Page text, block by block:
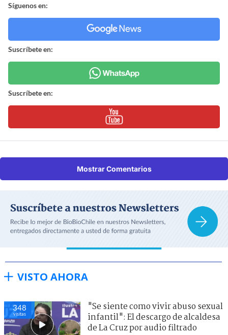
Síguenos en:
Suscríbete en:
Suscríbete en:
Mostrar Comentarios
VISTO AHORA
348
visitas
"Se siente como vivir abuso sexual
infantil": El descargo de alcaldesa
de La Cruz por audio filtrado